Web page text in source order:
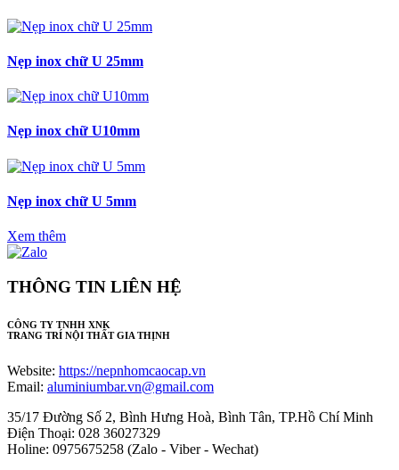
Nẹp inox chữ U 25mm
Nẹp inox chữ U10mm
Nẹp inox chữ U 5mm
Xem thêm
THÔNG TIN LIÊN HỆ
CÔNG TY TNHH XNK
TRANG TRÍ NỘI THẤT GIA THỊNH
Website: https://nepnhomcaocap.vn
Email: aluminiumbar.vn@gmail.com
35/17 Đường Số 2, Bình Hưng Hoà, Bình Tân, TP.Hồ Chí Minh
Điện Thoại: 028 36027329
Holine: 0975675258 (Zalo - Viber - Wechat)